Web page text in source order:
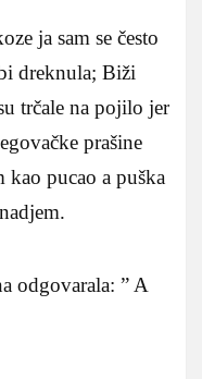
ja sam se često
dreknula; Biži
trčale na pojilo jer
prašine
kao pucao a puška
odgovarala: ” A